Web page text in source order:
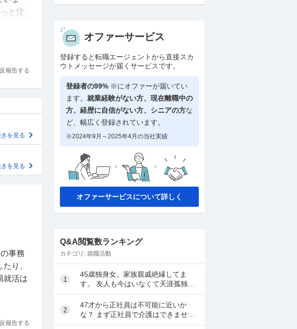
と泣
いそ
いで
は別
土日に
たいと
は学校
かりま
就活で
報告する
を見る
を見る
事務
り、
就活は
報告する
オファーサービス
登録すると転職エージェントから直接スカ
ウトメッセージが届くサービスです。
登録者の99% ※にオファーが届いてい
ます。 就業経験がない方、現在離職中の
方、 経歴に自信がない方、シニアの方な
ど、幅広く登録されています。
※2024年9月～2025年4月の当社実績
オファーサービスについて詳しく
Q&A閲覧数ランキング
カテゴリ: 就職活動
1
45歳独身女。家族親戚絶縁してま
す。 友人も今はいなくて天涯孤独。
生活保護ヌケる為に、就活にあた
り、緊急連絡先 がネックになり駄目
になってます。 現在賃...
2
47才から正社員は不可能に近いか
な？ まず正社員で介護はできませ
ん。 警備員は難しいです。できませ